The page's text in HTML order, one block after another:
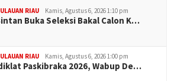
RIAU Kamis, Agustus 6, 2026 1:10 pm
Buka Seleksi Bakal Calon K…
RIAU Kamis, Agustus 6, 2026 1:00 pm
Paskibraka 2026, Wabup De…